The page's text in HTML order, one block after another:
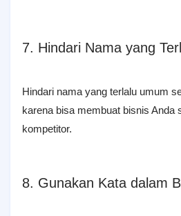
7. Hindari Nama yang
Hindari nama yang terlalu umum
karena bisa membuat bisnis Anda
kompetitor.
8. Gunakan Kata dalam